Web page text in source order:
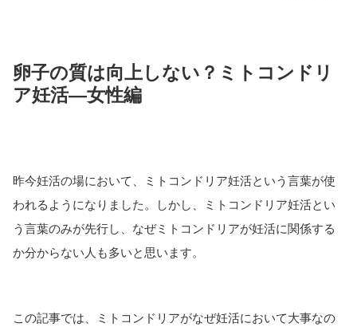
卵子の質は向上しない？ミトコンドリ
ア妊活―女性編
昨今妊活の場において、ミトコンドリア妊活という言葉が使
われるようになりました。しかし、ミトコンドリア妊活とい
う言葉のみが先行し、なぜミトコンドリアが妊活に関係する
か分からない人も多いと思います。
この記事では、ミトコンドリアがなぜ妊活において大事なの